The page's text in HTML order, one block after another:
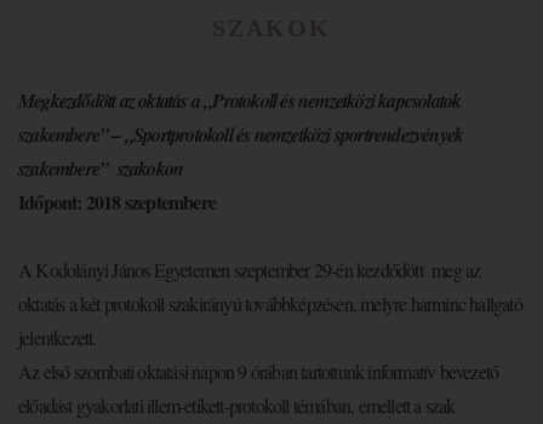
Megkezdődött az oktatás a „Protokoll és nemzetközi kapcsolatok
szakembere” – „Sportprotokoll és nemzetközi sportrendezvények
szakembere” szakokon
Időpont: 2018 szeptembere
A Kodolányi János Egyetemen szeptember 29-én kezdődött meg az
oktatás a két protokoll szakirányú továbbképzésen, melyre harminc hallgató
jelentkezett.
Az első szombati oktatási napon 9 órában tartottunk informatív bevezető
előadást gyakorlati illem-etikett-protokoll témában, emellett a szak